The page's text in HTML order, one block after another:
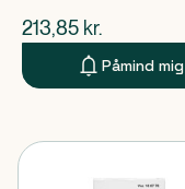
$nuværende pris
213,85 kr.
Påmind mig